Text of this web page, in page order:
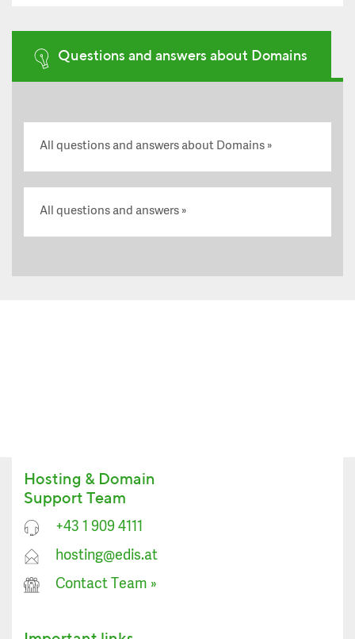
Questions and answers about Domains
All questions and answers about Domains
All questions and answers
Hosting & Domain
Support Team
+43 1 909 4111
hosting@edis.at
Contact Team »